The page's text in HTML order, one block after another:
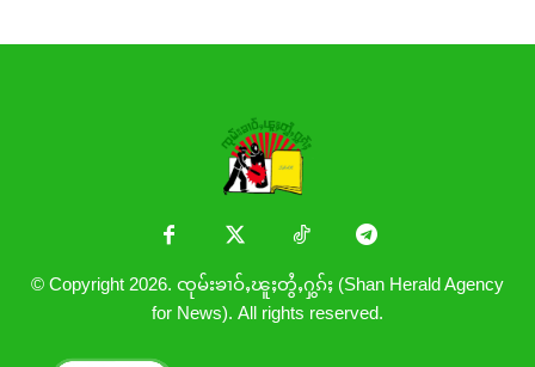
© Copyright 2026. ၸုမ်းၶၢဝ်ႇၽူႈတွႆႇႁွၵ်ႈ (Shan Herald Agency
for News). All rights reserved.